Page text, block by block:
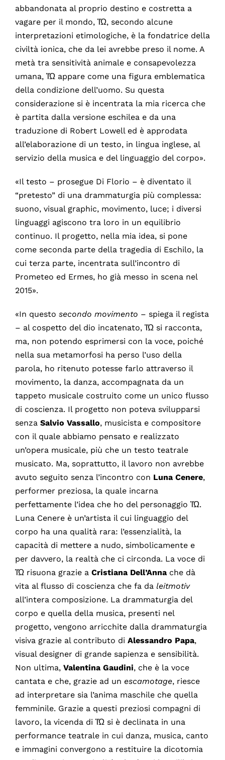
abbandonata al proprio destino e costretta a
vagare per il mondo, ἸΏ, secondo alcune
interpretazioni etimologiche, è la fondatrice della
civiltà ionica, che da lei avrebbe preso il nome. A
metà tra sensitività animale e consapevolezza
umana, ἸΏ appare come una figura emblematica
della condizione dell’uomo. Su questa
considerazione si è incentrata la mia ricerca che
è partita dalla versione eschilea e da una
traduzione di Robert Lowell ed è approdata
all’elaborazione di un testo, in lingua inglese, al
servizio della musica e del linguaggio del corpo».
«Il testo – prosegue Di Florio – è diventato il
“pretesto” di una drammaturgia più complessa:
suono, visual graphic, movimento, luce; i diversi
linguaggi agiscono tra loro in un equilibrio
continuo. Il progetto, nella mia idea, si pone
come seconda parte della tragedia di Eschilo, la
cui terza parte, incentrata sull’incontro di
Prometeo ed Ermes, ho già messo in scena nel
2015».
«In questo secondo movimento – spiega il regista
– al cospetto del dio incatenato, ἸΏ si racconta,
ma, non potendo esprimersi con la voce, poiché
nella sua metamorfosi ha perso l’uso della
parola, ho ritenuto potesse farlo attraverso il
movimento, la danza, accompagnata da un
tappeto musicale costruito come un unico flusso
di coscienza. Il progetto non poteva svilupparsi
senza Salvio Vassallo, musicista e compositore
con il quale abbiamo pensato e realizzato
un’opera musicale, più che un testo teatrale
musicato. Ma, soprattutto, il lavoro non avrebbe
avuto seguito senza l’incontro con Luna Cenere,
performer preziosa, la quale incarna
perfettamente l’idea che ho del personaggio ἸΏ.
Luna Cenere è un’artista il cui linguaggio del
corpo ha una qualità rara: l’essenzialità, la
capacità di mettere a nudo, simbolicamente e
per davvero, la realtà che ci circonda. La voce di
ἸΏ risuona grazie a Cristiana Dell’Annache dà
vita al flusso di coscienza che fa da leitmotiv
all’intera composizione. La drammaturgia del
corpo e quella della musica, presenti nel
progetto, vengono arricchite dalla drammaturgia
visiva grazie al contributo di Alessandro Papa,
visual designer di grande sapienza e sensibilità.
Non ultima, Valentina Gaudini, che è la voce
cantata e che, grazie ad un escamotage, riesce
ad interpretare sia l’anima maschile che quella
femminile. Grazie a questi preziosi compagni di
lavoro, la vicenda di ἸΏ si è declinata in una
performance teatrale in cui danza, musica, canto
e immagini convergono a restituire la dicotomia